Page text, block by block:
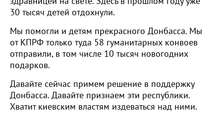
30 тысяч детей отдохнули.
Мы помогли и детям прекрасного Донбасса. Мы
от КПРФ только туда 58 гуманитарных конвоев
отправили, в том числе 10 тысяч новогодних
подарков.
Давайте сейчас примем решение в поддержку
Донбасса. Давайте признаем эти республики.
Хватит киевским властям издеваться над ними.